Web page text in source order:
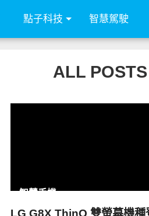
點子科技 智慧駕駛
ALL
智慧手機
LG G8X ThinQ 雙螢幕機種